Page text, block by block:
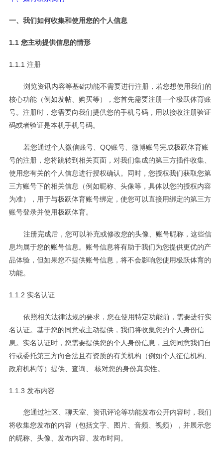
一、我们如何收集和使用您的个人信息
1.1 您主动提供信息的情形
1.1.1 注册
浏览资讯内容等基础功能不需要进行注册，若您想使用我们的
核心功能（例如发帖、购买等），您首先需要注册一个极跃体育账
号。注册时，您需要向我们提供您的手机号码，用以接收注册验证
码或者验证是本机手机号码。
若您通过个人微信账号、QQ账号、微博账号完成极跃体育账
号的注册，您将跳转到相关页面，对我们集成的第三方插件收集、
使用您有关的个人信息进行授权确认。同时，您授权我们获取您第
三方账号下的相关信息（例如昵称、头像等，具体以您的授权内容
为准），用于与极跃体育账号绑定，使您可以直接用绑定的第三方
账号登录并使用极跃体育。
注册完成后，您可以补充或修改您的头像、账号昵称，这些信
息均属于您的账号信息。账号信息将有助于我们为您提供更优的产
品体验，但如果您不提供账号信息，将不会影响您使用极跃体育的
功能。
1.1.2 实名认证
依照相关法律法规的要求，您在使用特定功能前，需要进行实
名认证。基于您的同意或主动提供，我们将收集您的个人身份信
息。实名认证时，您需要提供您的个人身份信息，且您同意我们自
行或委托第三方向合法且有资质的有关机构（例如个人征信机构、
政府机构等）提供、查询、 核对您的身份真实性。
1.1.3 发布内容
您通过社区、聊天室、资讯评论等功能发布公开内容时，我们
将收集您发布的内容（包括文字、图片、音频、视频），并展示您
的昵称、头像、发布内容、发布时间。